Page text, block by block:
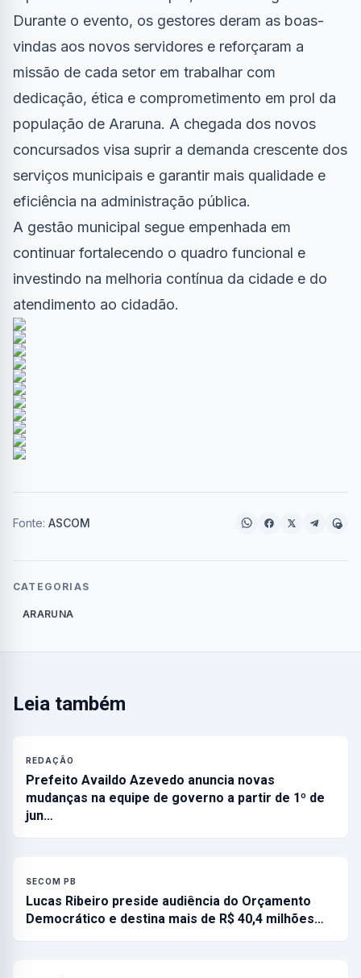
Durante o evento, os gestores deram as boas-
vindas aos novos servidores e reforçaram a
missão de cada setor em trabalhar com
dedicação, ética e comprometimento em prol da
população de Araruna. A chegada dos novos
concursados visa suprir a demanda crescente dos
serviços municipais e garantir mais qualidade e
eficiência na administração pública.
A gestão municipal segue empenhada em
continuar fortalecendo o quadro funcional e
investindo na melhoria contínua da cidade e do
atendimento ao cidadão.
Fonte: ASCOM
CATEGORIAS
ARARUNA
Leia também
REDAÇÃO
Prefeito Availdo Azevedo anuncia novas
mudanças na equipe de governo a partir de 1º de
jun…
SECOM PB
Lucas Ribeiro preside audiência do Orçamento
Democrático e destina mais de R$ 40,4 milhões…